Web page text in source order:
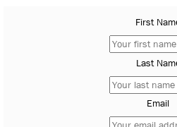
First
Last
Email